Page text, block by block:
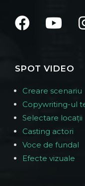
SPOT VIDEO
Creare scenariu
Copywriting-ul
Selectare locații
Casting actori
Voce de fundal
Efecte vizuale